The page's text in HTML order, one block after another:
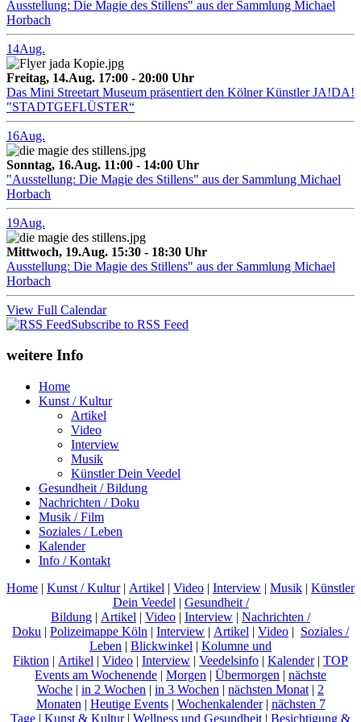
Ausstellung: Die Magie des Stillens" aus der Sammlung Michael
Horbach
14Aug.
Freitag, 14.Aug. 17:00 - 20:00 Uhr
Das Mini Streetart Museum präsentiert den Kölner Künstler JA!DA!
"STADTGEFLÜSTER“
16Aug.
Sonntag, 16.Aug. 11:00 - 14:00 Uhr
"Ausstellung: Die Magie des Stillens" aus der Sammlung Michael
Horbach
19Aug.
Mittwoch, 19.Aug. 15:30 - 18:30 Uhr
Ausstellung: Die Magie des Stillens" aus der Sammlung Michael
Horbach
View Full Calendar
Subscribe to RSS Feed
weitere Info
Home
Kunst / Kultur
Artikel
Video
Interview
Musik
Künstler Dein Veedel
Gesundheit / Bildung
Nachrichten / Doku
Musik / Film
Soziales / Leben
Kalender
Info / Kontakt
Home | Kunst / Kultur| Artikel | Video | Interview | Musik | Künstler
Dein Veedel | Gesundheit /
Bildung | Artikel | Video | Interview | Nachrichten /
Doku | Polizeimappe Köln | Interview | Artikel | Video | Soziales /
Leben | Blickwinkel | Kolumne und
Fiktion | Artikel | Video | Interview | Veedelsinfo | Kalender| TOP
Events am Wochenende | Morgen | Übermorgen | nächste
Woche | in 2 Wochen | in 3 Wochen | nächsten Monat | 2
Monaten | Heutige Events| Wochenkalender| nächsten 7
Tage | Kunst & Kultur| Wellness und Gesundheit | Besichtigung &